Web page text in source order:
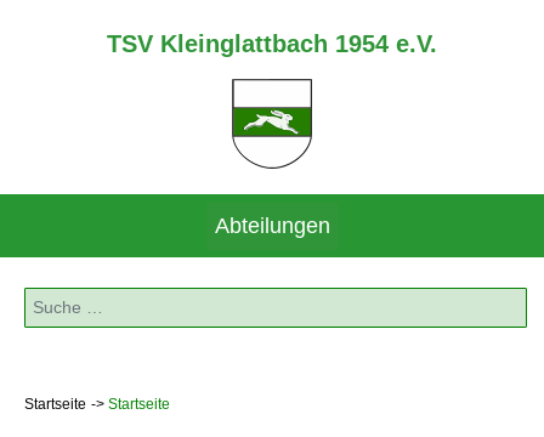
TSV Kleinglattbach 1954 e.V.
Abteilungen
Suchen
Startseite Startseite